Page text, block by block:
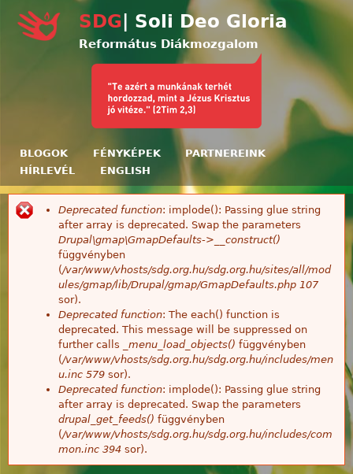
Ugrás a tartalomra
SDG | Soli Deo Gloria
Református Diákmozgalom
BLOGOK FÉNYKÉPEK
PARTNEREINK
HÍRLEVÉL
ENGLISH
Hibaüzenet
Deprecated function: implode(): Passing glue string
after array is deprecated. Swap the parameters
Drupal\gmap\GmapDefaults->__construct()
függvényben
(/var/www/vhosts/sdg.org.hu/sdg.org.hu/sites/all/mod
ules/gmap/lib/Drupal/gmap/GmapDefaults.php 107
sor).
Deprecated function: The each() function is
deprecated. This message will be suppressed on
further calls
_menu_load_objects() függvényben
(/var/www/vhosts/sdg.org.hu/sdg.org.hu/includes/men
u.inc 579 sor).
Deprecated function: implode(): Passing glue string
after array is deprecated. Swap the parameters
drupal_get_feeds() függvényben
(/var/www/vhosts/sdg.org.hu/sdg.org.hu/includes/com
mon.inc 394 sor).